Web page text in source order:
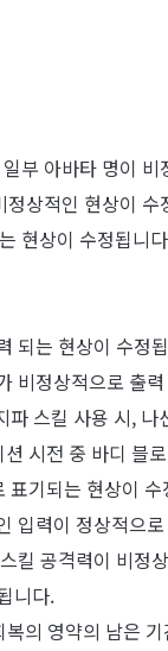
부 아바타 명이
상적인 현상이 수
현상이 수정됩니
되는 현상이 수정
비정상적으로 출
스킬 사용 시,
시전 중 바디 블
표기되는 현상이
입력이 정상적으
킬 공격력이 비정
니다.
의 영약의 남은